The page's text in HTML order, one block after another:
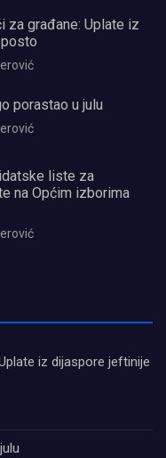
za građane: Uplate iz
porastao u julu
liste za
na Općim izborima
iz dijaspore jeftinije